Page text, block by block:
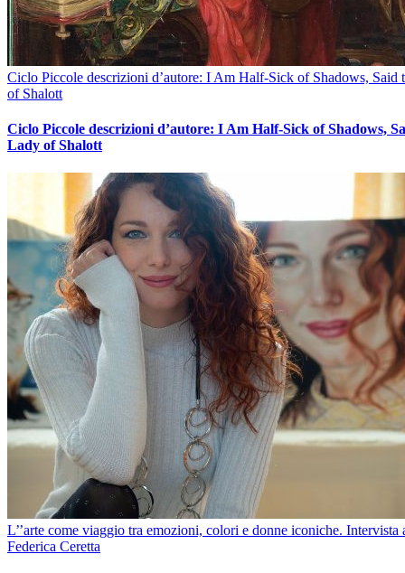
Ciclo Piccole descrizioni d’autore: I Am Half-Sick of Shadows, Said
of Shalott
Ciclo Piccole descrizioni d’autore: I Am Half-Sick of Shadows,
Lady of Shalott
L’’arte come viaggio tra emozioni, colori e donne iconiche. Intervista
Federica Ceretta